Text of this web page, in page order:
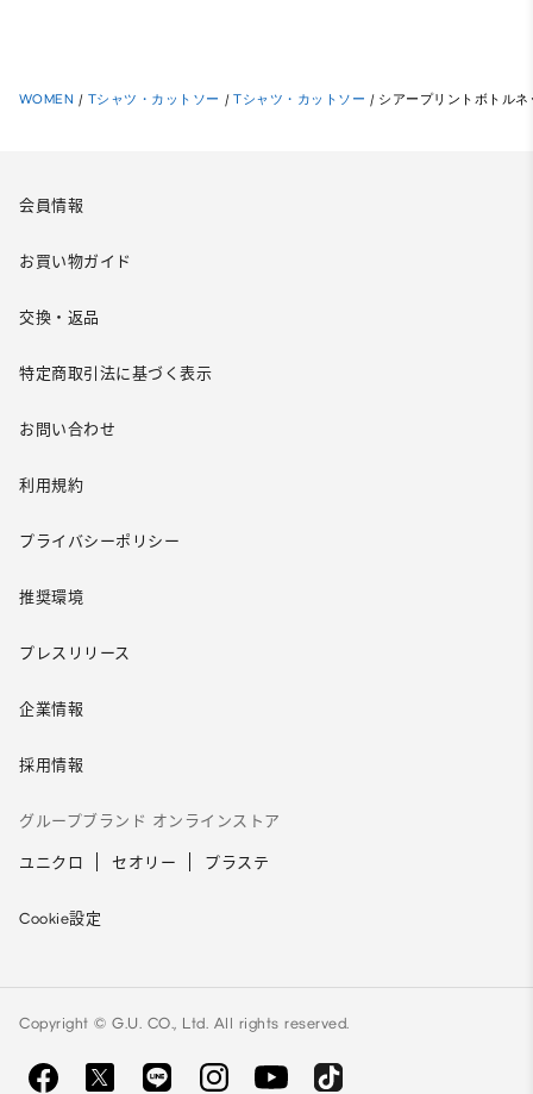
WOMEN / Tシャツ・カットソー / Tシャツ・カットソー / シアープリントボトルネ
会員情報
お買い物ガイド
交換・返品
特定商取引法に基づく表示
お問い合わせ
利用規約
プライバシーポリシー
推奨環境
プレスリリース
企業情報
採用情報
グループブランド オンラインストア
ユニクロ セオリー プラステ
Cookie設定
Copyright © G.U. CO., Ltd. All rights reserved.